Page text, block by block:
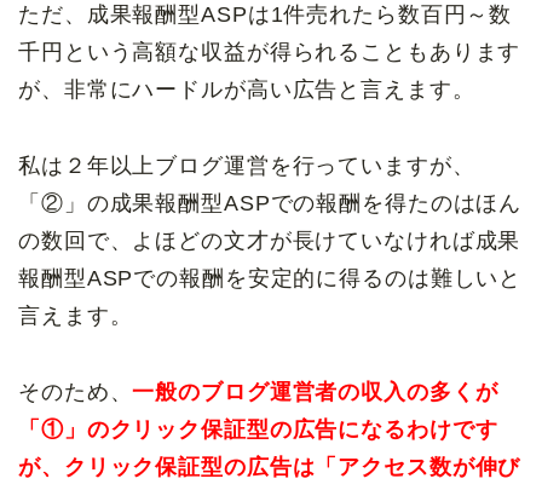
ただ、成果報酬型ASPは1件売れたら数百円～数
千円という高額な収益が得られることもあります
が、非常にハードルが高い広告と言えます。
私は２年以上ブログ運営を行っていますが、
「②」の成果報酬型ASPでの報酬を得たのはほん
の数回で、よほどの文才が長けていなければ成果
報酬型ASPでの報酬を安定的に得るのは難しいと
言えます。
そのため、一般のブログ運営者の収入の多くが
「①」のクリック保証型の広告になるわけです
が、クリック保証型の広告は「アクセス数が伸び